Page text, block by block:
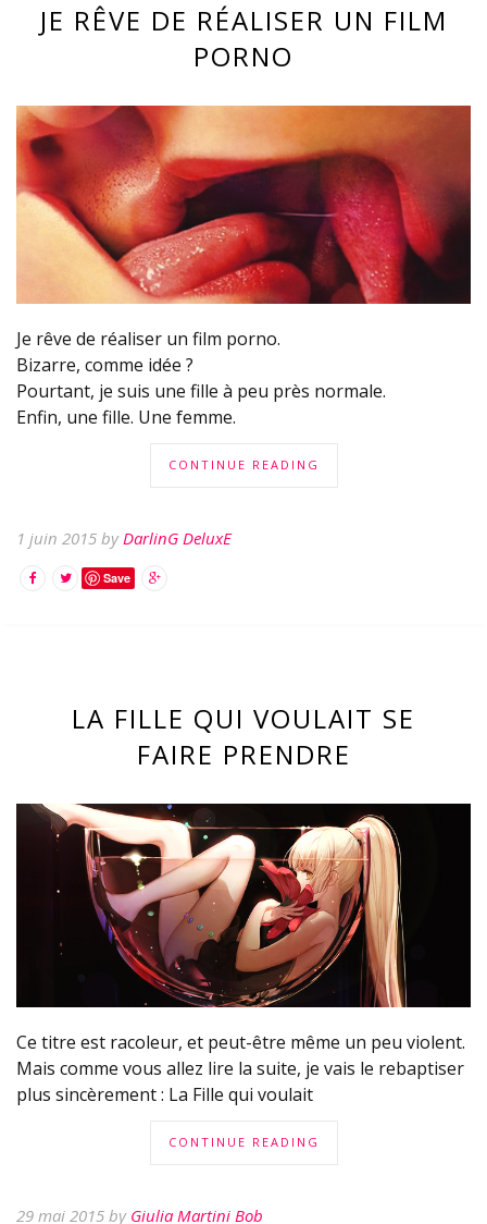
JE RÊVE DE RÉALISER UN FILM
PORNO
Je rêve de réaliser un film porno.
Bizarre, comme idée ?
Pourtant, je suis une fille à peu près normale.
Enfin, une fille. Une femme.
CONTINUE READING
1 juin 2015 by DarlinG DeluxE
Save
LA FILLE QUI VOULAIT SE
FAIRE PRENDRE
Ce titre est racoleur, et peut-être même un peu violent.
Mais comme vous allez lire la suite, je vais le rebaptiser
plus sincèrement : La Fille qui voulait
CONTINUE READING
29 mai 2015 by Giulia Martini Bob